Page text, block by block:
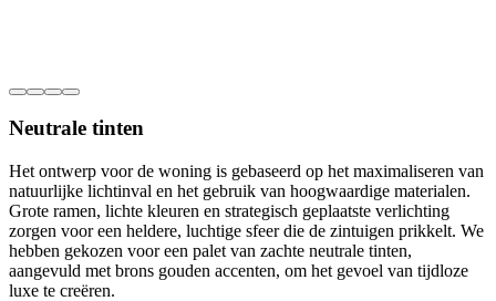
Neutrale tinten
Het ontwerp voor de woning is gebaseerd op het maximaliseren van
natuurlijke lichtinval en het gebruik van hoogwaardige materialen.
Grote ramen, lichte kleuren en strategisch geplaatste verlichting
zorgen voor een heldere, luchtige sfeer die de zintuigen prikkelt. We
hebben gekozen voor een palet van zachte neutrale tinten,
aangevuld met brons gouden accenten, om het gevoel van tijdloze
luxe te creëren.